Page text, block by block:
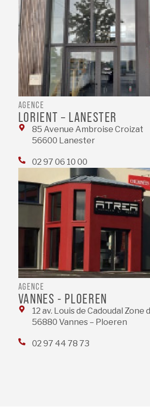
AGENCE
LORIENT – LANESTER
85 Avenue Ambroise Croizat
56600 Lanester
02 97 06 10 00
AGENCE
VANNES - PLOEREN
12 av. Louis de Cadoudal Zone
56880 Vannes – Ploeren
02 97 44 78 73